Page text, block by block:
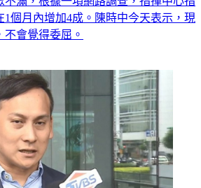
個月內增加4成。陳時中今天表示，現
會覺得委屈。